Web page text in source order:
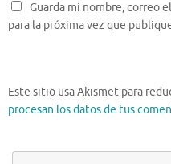
Guarda mi nombre, correo
para la próxima vez que
Este sitio usa Akismet para
procesan los datos de tus